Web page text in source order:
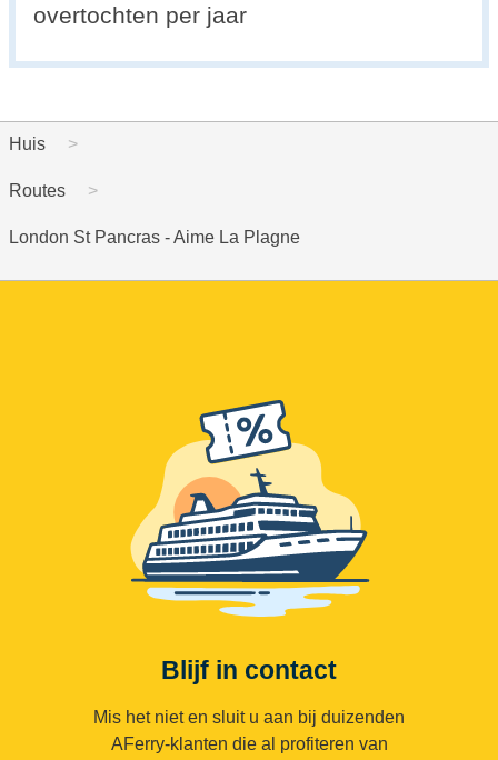
overtochten per jaar
Huis
Routes
London St Pancras - Aime La Plagne
Blijf in contact
Mis het niet en sluit u aan bij duizenden
AFerry-klanten die al profiteren van